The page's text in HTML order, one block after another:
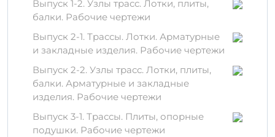
прочностью;
Заполнители из натурального камня;
Водоотталкивающие добавки для
повышения устойчивости к
Преимущества
использования
ПД 300-150-12-6 обладает множеством
Выпуск 1-2. Узлы трасс. Лотки, плиты,
балки. Рабочие чертежи
Выпуск 2-1. Трассы. Лотки. Арматурные
и закладные изделия. Рабочие чертежи
Выпуск 2-2. Узлы трасс. Лотки, плиты,
балки. Арматурные и закладные
изделия. Рабочие чертежи
Выпуск 3-1. Трассы. Плиты, опорные
подушки. Рабочие чертежи